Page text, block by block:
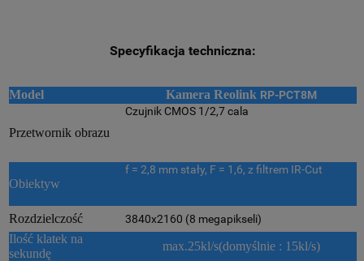
Specyfikacja techniczna:
Model Kamera Reolink RP-PCT8M
Przetwornik obrazu
Czujnik CMOS 1/2,7 cala
Obiektyw
f = 2,8 mm stały, F = 1,6, z filtrem IR-Cut
Rozdzielczość 3840x2160 (8 megapikseli)
Ilość klatek na
sekundę
max.25kl/s(domyślnie : 15kl/s)